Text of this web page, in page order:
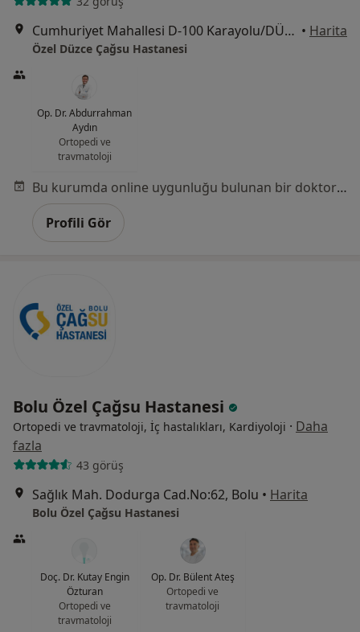
Cumhuriyet Mahallesi D-100 Karayolu/DÜZCE, Düzce • Harita
Özel Düzce Çağsu Hastanesi
Op. Dr. Abdurrahman
Aydın
Ortopedi ve
travmatoloji
Bu kurumda online uygunluğu bulunan bir doktor veya uzman bulunamadı
Profili Gör
Bolu Özel Çağsu Hastanesi
Ortopedi ve travmatoloji, İç hastalıkları, Kardiyoloji · Daha
fazla
43 görüş
Sağlık Mah. Dodurga Cad.No:62, Bolu • Harita
Bolu Özel Çağsu Hastanesi
Doç. Dr. Kutay Engin
Özturan
Ortopedi ve
travmatoloji
Op. Dr. Bülent Ateş
Ortopedi ve
travmatoloji